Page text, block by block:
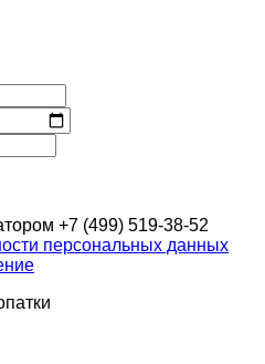
+7 (499) 519-38-52
персональных данных